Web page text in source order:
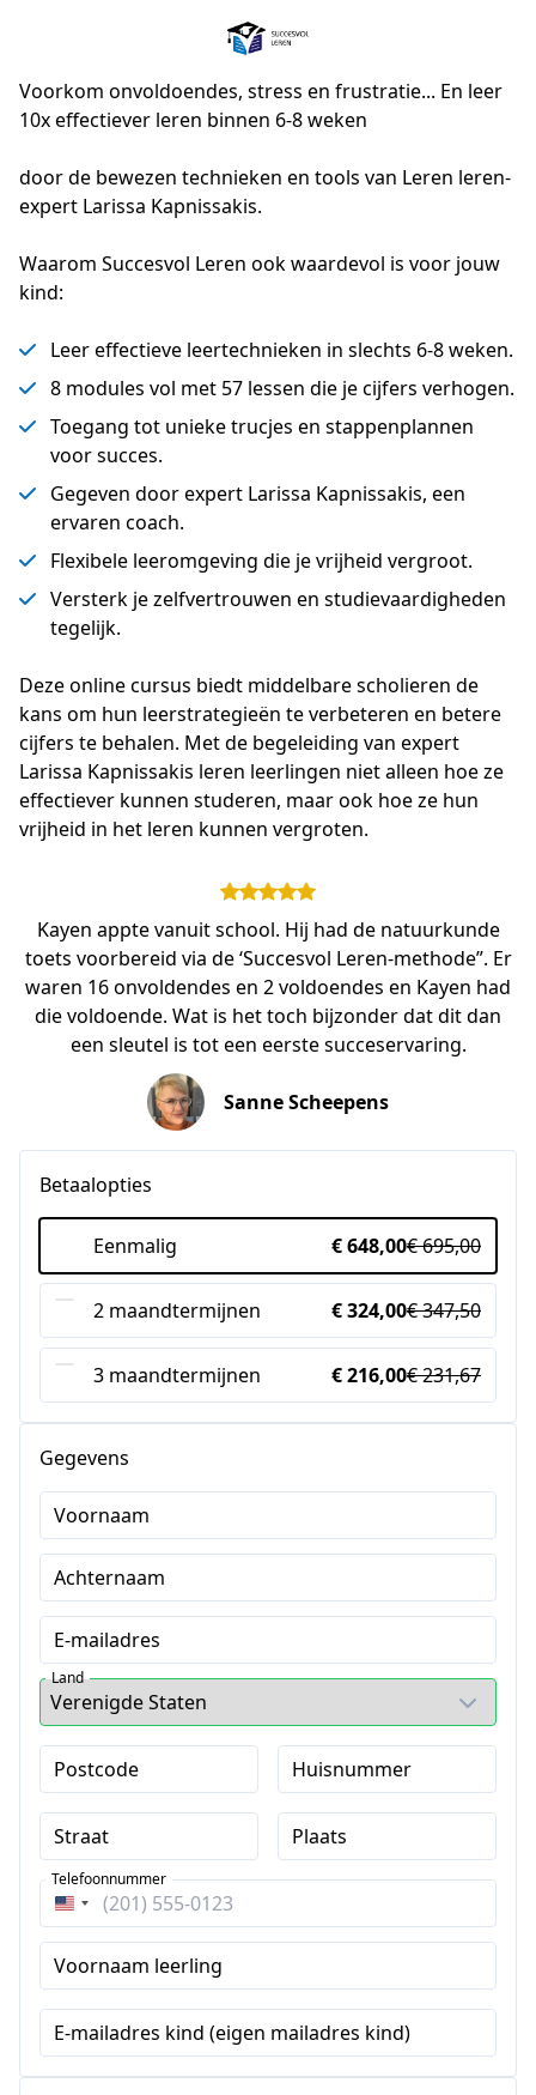
Voorkom onvoldoendes, stress en frustratie... En leer
10x effectiever leren binnen 6-8 weken
door de bewezen technieken en tools van Leren leren-
expert Larissa Kapnissakis.
Waarom Succesvol Leren ook waardevol is voor jouw
kind:
Leer effectieve leertechnieken in slechts 6-8 weken.
8 modules vol met 57 lessen die je cijfers verhogen.
Toegang tot unieke trucjes en stappenplannen
voor succes.
Gegeven door expert Larissa Kapnissakis, een
ervaren coach.
Flexibele leeromgeving die je vrijheid vergroot.
Versterk je zelfvertrouwen en studievaardigheden
tegelijk.
Deze online cursus biedt middelbare scholieren de
kans om hun leerstrategieën te verbeteren en betere
cijfers te behalen. Met de begeleiding van expert
Larissa Kapnissakis leren leerlingen niet alleen hoe ze
effectiever kunnen studeren, maar ook hoe ze hun
vrijheid in het leren kunnen vergroten.
Kayen appte vanuit school. Hij had de natuurkunde
toets voorbereid via de ‘Succesvol Leren-methode”. Er
waren 16 onvoldendes en 2 voldoendes en Kayen had
die voldoende. Wat is het toch bijzonder dat dit dan
een sleutel is tot een eerste succeservaring.
Sanne Scheepens
Betaalopties
Eenmalig € 648,00€ 695,00
2 maandtermijnen € 324,00€ 347,50
3 maandtermijnen € 216,00€ 231,67
Gegevens
Voornaam
Achternaam
E-mailadres
Land
Postcode Huisnummer
Straat Plaats
Verenigde
Staten
+1
Telefoonnummer
Voornaam leerling
E-mailadres kind (eigen mailadres kind)